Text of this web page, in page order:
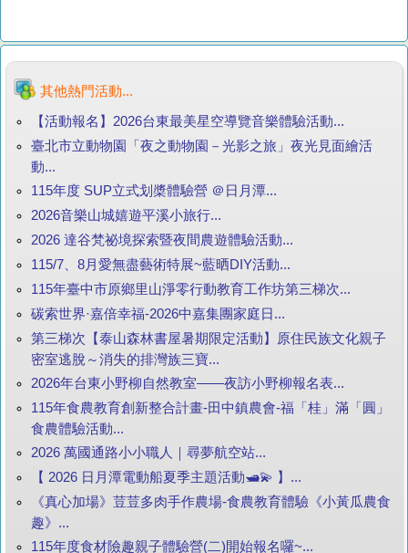
其他熱門活動...
【活動報名】2026台東最美星空導覽音樂體驗活動...
臺北市立動物園「夜之動物園－光影之旅」夜光見面繪活
動...
115年度 SUP立式划槳體驗營 ＠日月潭...
2026音樂山城嬉遊平溪小旅行...
2026 達谷梵祕境探索暨夜間農遊體驗活動...
115/7、8月愛無盡藝術特展~藍晒DIY活動...
115年臺中市原鄉里山淨零行動教育工作坊第三梯次...
碳索世界·嘉倍幸福-2026中嘉集團家庭日...
第三梯次【泰山森林書屋暑期限定活動】原住民族文化親子
密室逃脫～消失的排灣族三寶...
2026年台東小野柳自然教室——夜訪小野柳報名表...
115年食農教育創新整合計畫-田中鎮農會-福「桂」滿「圓」
食農體驗活動...
2026 萬國通路小小職人｜尋夢航空站...
【 2026 日月潭電動船夏季主題活動🛥️💫 】...
《真心加場》荳荳多肉手作農場-食農教育體驗《小黃瓜農食
趣》...
115年度食材險趣親子體驗營(二)開始報名囉~...